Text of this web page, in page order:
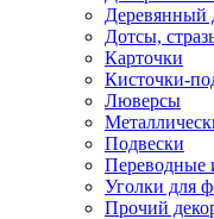
Деревянный
Дотсы,
Карточки
Кисточки-
Люверсы
Подвески
Переводные
Уголки для
Прочий